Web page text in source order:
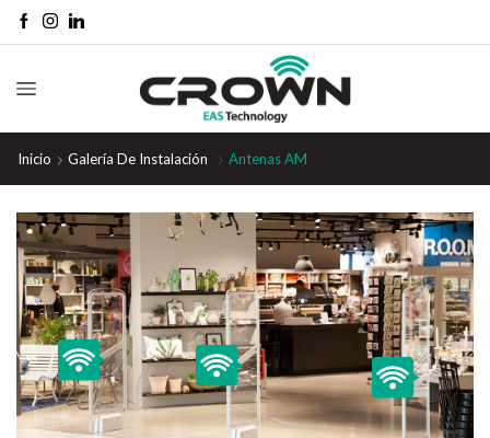
Inicio Galería De Instalación Antenas AM